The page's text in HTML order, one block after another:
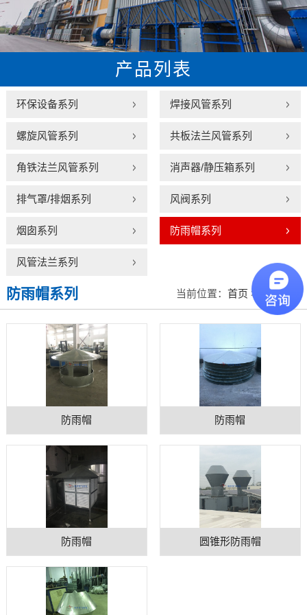
产品列表
环保设备系列 焊接风管系列
螺旋风管系列 共板法兰风管系列
角铁法兰风管系列 消声器/静压箱系列
排气罩/排烟系列 风阀系列
烟囱系列 防雨帽系列
风管法兰系列
防雨帽系列 当前位置：首页 > 产品中心
防雨帽 防雨帽
防雨帽 圆锥形防雨帽